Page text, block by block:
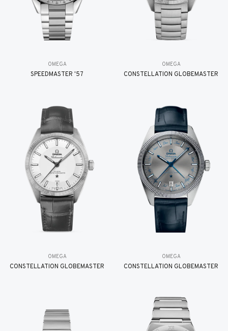
OMEGA
SPEEDMASTER '57
OMEGA
CONSTELLATION GLOBEMASTER
OMEGA
CONSTELLATION GLOBEMASTER
OMEGA
CONSTELLATION GLOBEMASTER